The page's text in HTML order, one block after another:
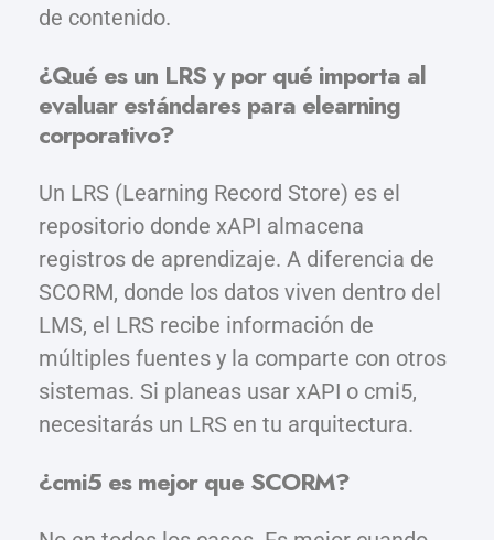
de contenido.
¿Qué es un LRS y por qué importa al
evaluar estándares para elearning
corporativo?
Un LRS (Learning Record Store) es el
repositorio donde xAPI almacena
registros de aprendizaje. A diferencia de
SCORM, donde los datos viven dentro del
LMS, el LRS recibe información de
múltiples fuentes y la comparte con otros
sistemas. Si planeas usar xAPI o cmi5,
necesitarás un LRS en tu arquitectura.
¿cmi5 es mejor que SCORM?